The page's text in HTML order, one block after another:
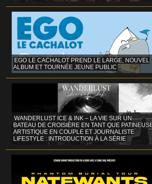
EGO LE CACHALOT PREND LE LARGE, NOUVEL
ALBUM ET TOURNÉE JEUNE PUBLIC
WANDERLUST ICE & INK – LA VIE SUR UN
BATEAU DE CROISIÈRE EN TANT QUE
ARTISTIQUE EN COUPLE ET JOURNALISTE
LIFESTYLE : INTRODUCTION À LA SÉRIE